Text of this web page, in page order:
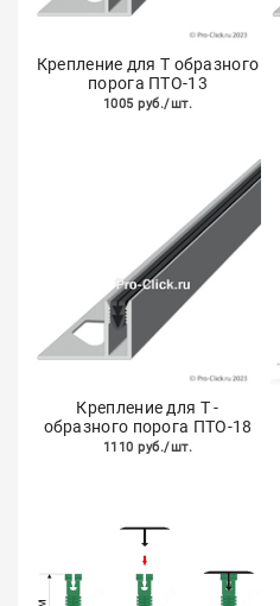
Крепление для Т образного
порога ПТО-13
1005 руб./шт.
Крепление для Т -
образного порога ПТО-18
1110 руб./шт.